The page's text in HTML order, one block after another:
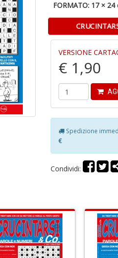
FORMATO: 17 × 24
VERSIONE
€ 1,90
Spedizione
€
Condividi: